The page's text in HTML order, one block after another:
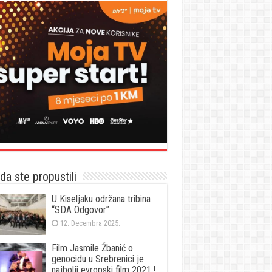
ste propustili
U Kiseljaku održana tribina
“SDA Odgovor”
12. Decembra 2025.
Film Jasmile Žbanić o
genocidu u Srebrenici je
najbolji evropski film 2021.!